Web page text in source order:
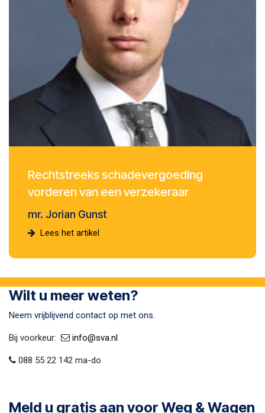
Rechtstreeks schadevergoeding
vorderen van een verzekeraar
mr. Jorian Gunst
Lees het artikel
Wilt u meer weten?
Neem vrijblijvend contact op met ons.
Bij voorkeur:​ ​ info@sva​.nl
088 55 22 142 ma-do
Meld u gratis aan voor Weg & Wagen